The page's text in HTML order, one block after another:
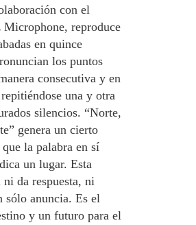
con el
reproduce
en quince
los puntos
consecutiva y en
una y otra
silencios. “Norte,
genera un cierto
la palabra en sí
un lugar. Esta
da respuesta, ni
sólo anuncia. Es el
y un futuro para el